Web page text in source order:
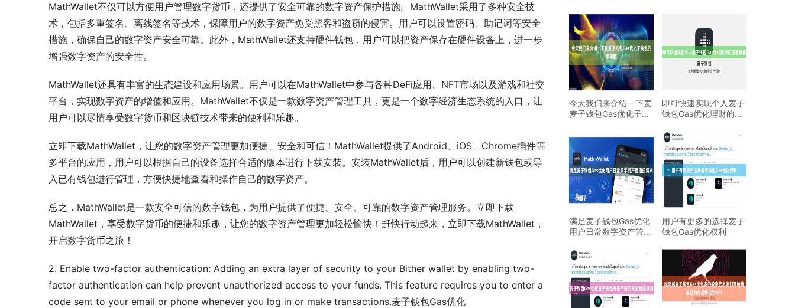
MathWallet不仅可以方便用户管理数字货币，还提供了安全可靠的数字资产保护措施。MathWallet采用了多种安全技
术，包括多重签名、离线签名等技术，保障用户的数字资产免受黑客和盗窃的侵害。用户可以设置密码、助记词等安全
措施，确保自己的数字资产安全可靠。此外，MathWallet还支持硬件钱包，用户可以把资产保存在硬件设备上，进一步
增强数字资产的安全性。
MathWallet还具有丰富的生态建设和应用场景。用户可以在MathWallet中参与各种DeFi应用、NFT市场以及游戏和社交
平台，实现数字资产的增值和应用。MathWallet不仅是一款数字资产管理工具，更是一个数字经济生态系统的入口，让
用户可以尽情享受数字货币和区块链技术带来的便利和乐趣。
立即下载MathWallet，让您的数字资产管理更加便捷、安全和可信！MathWallet提供了Android、iOS、Chrome插件等
多平台的应用，用户可以根据自己的设备选择合适的版本进行下载安装。安装MathWallet后，用户可以创建新钱包或导
入已有钱包进行管理，方便快捷地查看和操作自己的数字资产。
总之，MathWallet是一款安全可信的数字钱包，为用户提供了便捷、安全、可靠的数字资产管理服务。立即下载
MathWallet，享受数字货币的便捷和乐趣，让您的数字资产管理更加轻松愉快！赶快行动起来，立即下载MathWallet，
开启数字货币之旅！
2. Enable two-factor authentication: Adding an extra layer of security to your Bither wallet by enabling two-
factor authentication can help prevent unauthorized access to your funds. This feature requires you to enter a
code sent to your email or phone whenever you log in or make transactions.麦子钱包Gas优化
今天我们来介绍一下麦
麦子钱包Gas优化子钱
即可快速实现个人麦子
钱包Gas优化理财的各
满足麦子钱包Gas优化
用户日常数字资产管理
用户有更多的选择麦子
钱包Gas优化权利